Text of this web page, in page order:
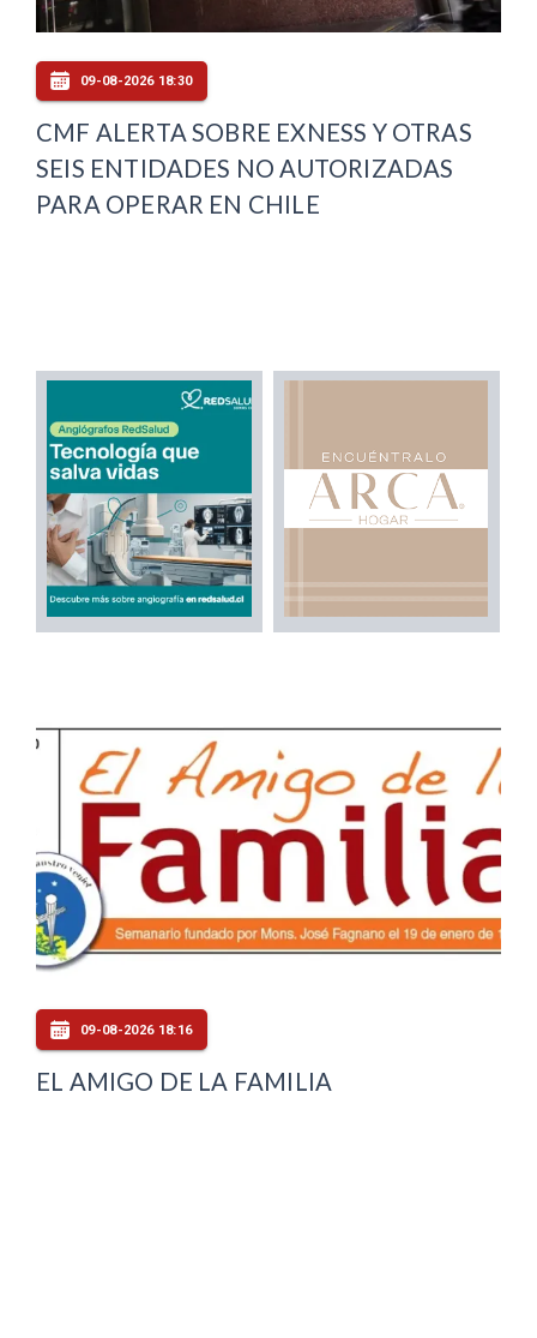
09-08-2026 18:30
CMF ALERTA SOBRE EXNESS Y OTRAS
SEIS ENTIDADES NO AUTORIZADAS
PARA OPERAR EN CHILE
09-08-2026 18:16
EL AMIGO DE LA FAMILIA